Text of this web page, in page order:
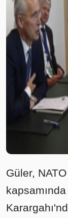
Güler,